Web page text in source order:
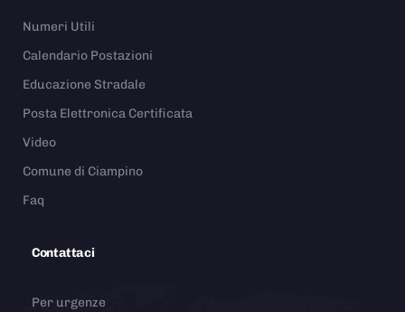
Numeri Utili
Calendario Postazioni
Educazione Stradale
Posta Elettronica Certificata
Video
Comune di Ciampino
Faq
Contattaci
Per urgenze